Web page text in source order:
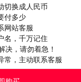
切换成人民币
付多少
网站客服
名，千万记住
，请勿着急！
常，主动联系客服